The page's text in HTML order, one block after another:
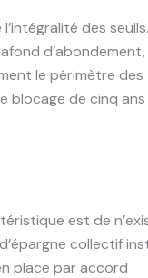
des
le périmètre des
blocage de cinq ans
est de
collectif
place par accord